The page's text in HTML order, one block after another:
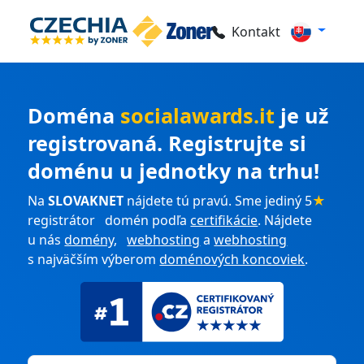
Kontakt
Doména socialawards.it je už
registrovaná. Registrujte si
doménu u jednotky na trhu!
NaSLOVAKNET nájdete tú pravú. Sme jediný 5★
registrátor domén podľacertifikácie. Nájdete
u násdomény,webhosting awebhosting
s najväčším výberomdoménových koncoviek.